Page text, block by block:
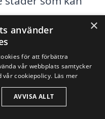
med
Varför inte
företag för markis
av
städer där du
hjälpa dig:
×
använder
för att förbättra
vår webbplats samtycker
vår cookiepolicy. Läs mer
AVVISA ALLT